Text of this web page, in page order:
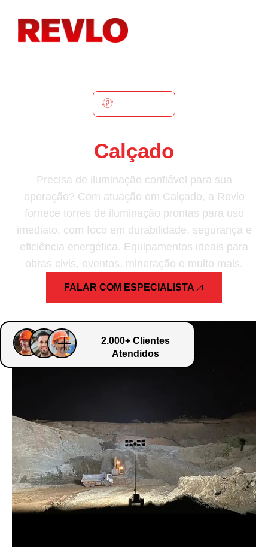
Calçado
Precisa de iluminação confiável para sua
operação? Com atuação em Calçado, a Revlo
fornece torres de iluminação prontas para uso
imediato, com foco em durabilidade, segurança e
eficiência energética. Equipamentos ideais para
obras civis, eventos, mineração e muito mais.
FALAR COM ESPECIALISTA
2.000+ Clientes
Atendidos